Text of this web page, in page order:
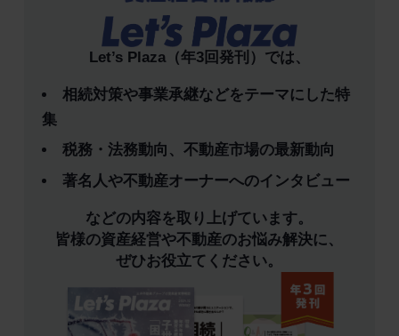
Let’s Plaza（年3回発刊）では、
相続対策や事業承継などをテーマにした特
集
税務・法務動向、不動産市場の最新動向
著名人や不動産オーナーへのインタビュー
などの内容を取り上げています。
皆様の資産経営や不動産のお悩み解決に、
ぜひお役立てください。